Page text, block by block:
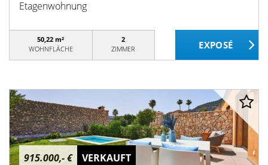
Etagenwohnung
50,22 m²
WOHNFLÄCHE
2
ZIMMER
915.000,- € VERKAUFT